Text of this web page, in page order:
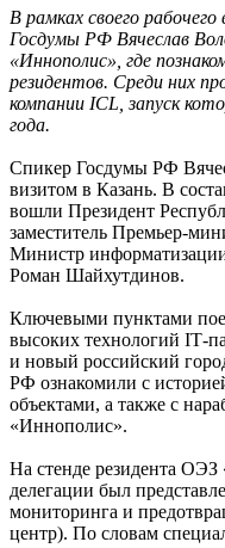
В рамках своего
Госдумы РФ Вячеслав
«Иннополис», где
резидентов. Среди них
компании ICL, запуск
года.
Спикер Госдумы РФ
визитом в Казань. В
вошли Президент
заместитель Премьер-
Министр
Роман Шайхутдинов.
Ключевыми пунктами
высоких технологий ІТ-
и новый российский
РФ ознакомили с
объектами, а также с
«Иннополис».
На стенде резидента
делегации был
мониторинга и
центр). По словам